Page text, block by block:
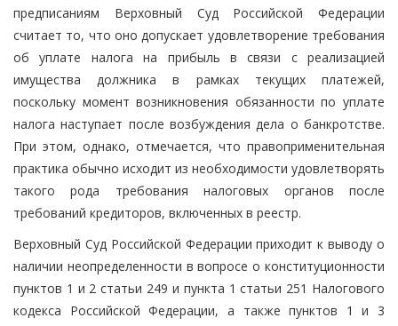
предписаниям Верховный Суд Российской Федерации
считает то, что оно допускает удовлетворение требования
об уплате налога на прибыль в связи с реализацией
имущества должника в рамках текущих платежей,
поскольку момент возникновения обязанности по уплате
налога наступает после возбуждения дела о банкротстве.
При этом, однако, отмечается, что правоприменительная
практика обычно исходит из необходимости удовлетворять
такого рода требования налоговых органов после
требований кредиторов, включенных в реестр.
Верховный Суд Российской Федерации приходит к выводу о
наличии неопределенности в вопросе о конституционности
пунктов 1 и 2 статьи 249 и пункта 1 статьи 251 Налогового
кодекса Российской Федерации, а также пунктов 1 и 3